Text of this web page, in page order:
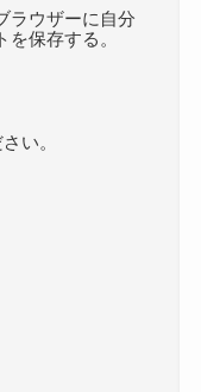
ラウザーに自分
保存する。
い。